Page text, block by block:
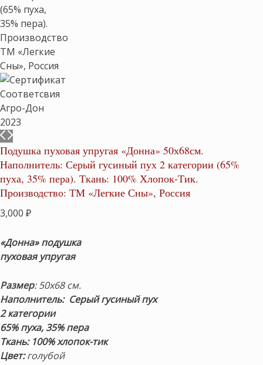
Подушка пуховая упругая «Донна» 50х68см.
Наполнитель: Серый гусиный пух 2 категории (65%
пуха, 35% пера). Ткань: 100% Хлопок-Тик.
Производство: ТМ «Легкие Сны», Россия
3,000 ₽
«Донна» подушка
пуховая упругая
Размер: 50х68 см.
Наполнитель: Серый гусиный пух
2 категории
65% пуха, 35% пера
Ткань: 100% хлопок-тик
Цвет:голубой